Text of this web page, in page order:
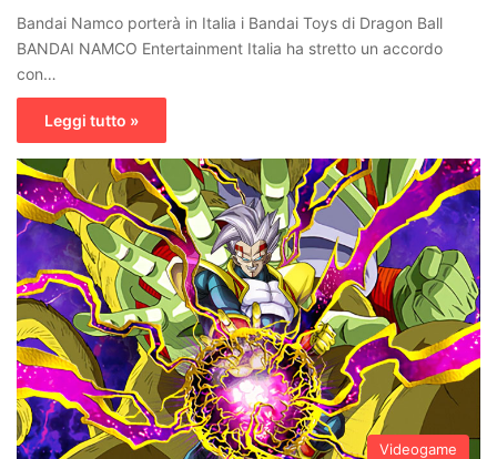
Bandai Namco porterà in Italia i Bandai Toys di Dragon Ball
BANDAI NAMCO Entertainment Italia ha stretto un accordo
con…
Leggi tutto »
Videogame